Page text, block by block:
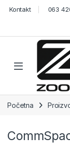
Skip to navigation
Skip to content
Kontakt 063
Open
Početna